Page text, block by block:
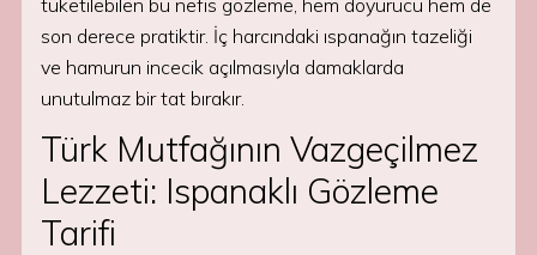
tüketilebilen bu nefis gözleme, hem doyurucu hem de
son derece pratiktir. İç harcındaki ıspanağın tazeliği
ve hamurun incecik açılmasıyla damaklarda
unutulmaz bir tat bırakır.
Türk Mutfağının Vazgeçilmez
Lezzeti: Ispanaklı Gözleme
Tarifi